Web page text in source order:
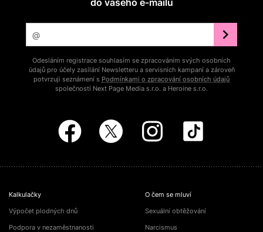
do vašeho e‑mailu
Odesláním registrace souhlasím se zpracováním svých osobních
údajů pro účely zasílání Newsletteru a servisních kampaní a zároveň
potvrzuji seznámení s Podmínkami o zpracování osobních údajů
společností Next Page Media s.r.o. a Heroine s.r.o.
Kalkulačky
Výpočet plodných dnů
Podpora v nezaměstnanosti
O čem se mluví
Sexuální obtěžování
Narcismus